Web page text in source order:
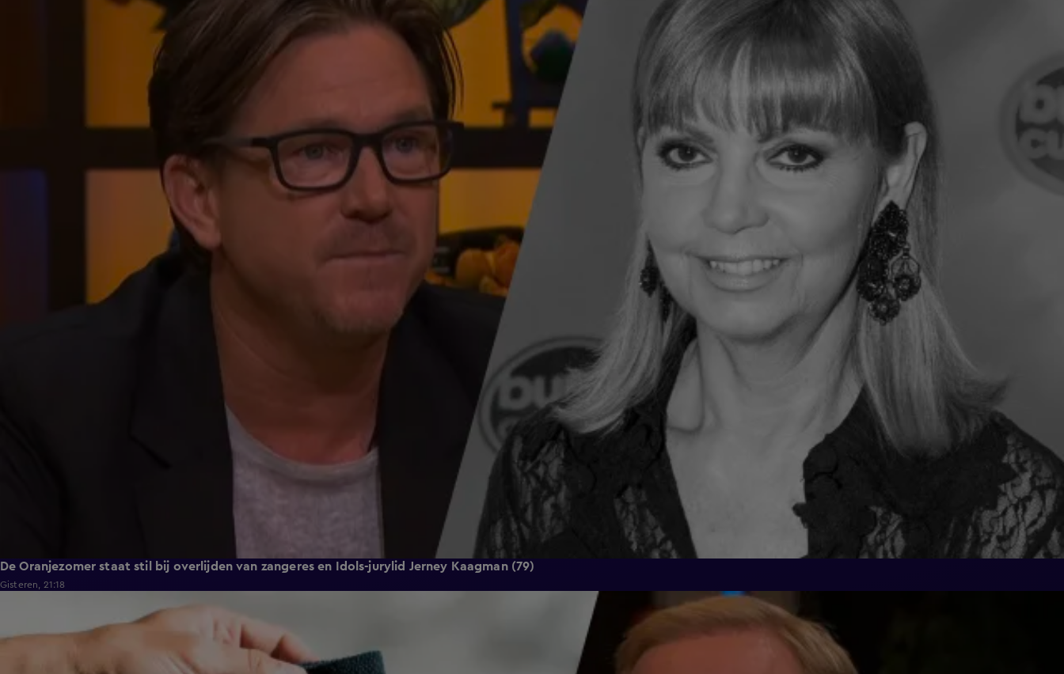
De Oranjezomer staat stil bij overlijden van zangeres en Idols-jurylid Jerney Kaagman (79)
Gisteren, 21:18